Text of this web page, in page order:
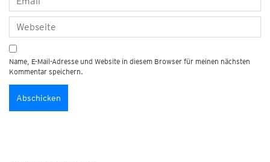
Name, E-Mail-Adresse und Website in diesem Browser für meinen nächsten
Kommentar speichern.